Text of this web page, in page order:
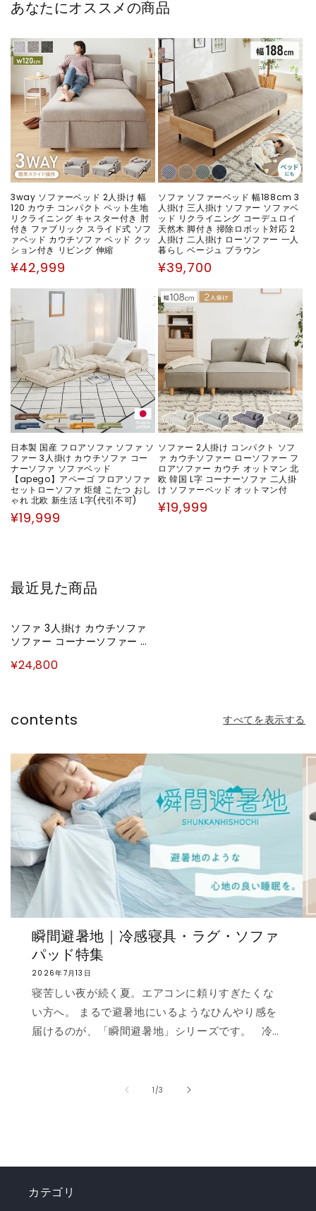
あなたにオススメの商品
3way ソファーベッド 2人掛け 幅
120 カウチ コンパクト ペット生地
リクライニング キャスター付き 肘
付き ファブリック スライド式 ソフ
ァベッド カウチソファ ベッド クッ
ション付き リビング 伸縮
通
格
¥42,999
ソファ ソファーベッド 幅188cm 3
人掛け 三人掛け ソファー ソファベ
ッド リクライニング コーデュロイ
天然木 脚付き 掃除ロボット対応 2
人掛け 二人掛け ローソファー 一人
暮らし ベージュ ブラウン
通
価
格
¥39,700
日本製 国産 フロアソファ ソファ ソ
ファー 3人掛け カウチソファ コー
ナーソファ ソファベッド
【apego】アペーゴ フロアソファ
セットローソファ 炬燵 こたつ おし
ゃれ 北欧 新生活 L字(代引不可)
通
¥19,999
ソファー 2人掛け コンパクト ソフ
ァ カウチソファー ローソファー フ
ロアソファー カウチ オットマン 北
欧 韓国 L字 コーナーソファ 二人掛
け ソファーベッド オットマン付
通
¥19,999
最近見た商品
ソファ 3人掛け カウチソファ
ソファー コーナーソファー 三
ト カバーリング 2.5人 オット
プ(代引不可)
¥24,800
contents すべてを表示する
瞬間避暑地｜冷感寝具・ラグ・ソファ
パッド特集
2026年7月13日
寝苦しい夜が続く夏。エアコンに頼りすぎたくな
い方へ。 まるで避暑地にいるようなひんやり感を
届けるのが、「瞬間避暑地」シリーズです。 冷
うな“ずっと触れていたくなる冷たさ”を実現しま
う！✨ ❄️強冷感リバーシブルケット ❄️強冷感リバ
き枕 ❄️強冷感3層ごろ寝マット ❄️強冷感ソファーパ
1 /の
3
カテゴリ